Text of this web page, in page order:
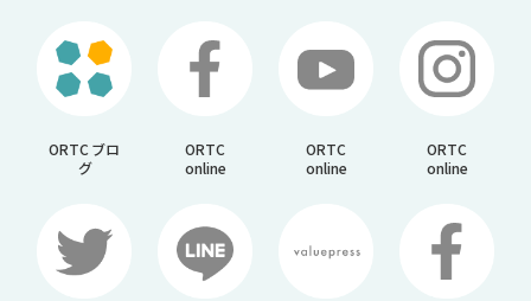
ORTC ブロ
グ
ORTC
online
ORTC
online
ORTC
online